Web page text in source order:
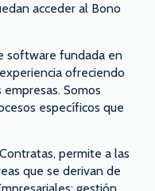
acceder al Bono
software fundada en
ofreciendo
Somos
específicos que
permite a las
que se derivan de